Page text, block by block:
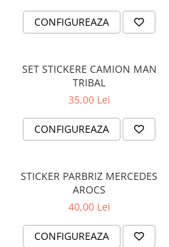
CONFIGUREAZA
SET STICKERE CAMION MAN
TRIBAL
35,00 Lei
CONFIGUREAZA
STICKER PARBRIZ MERCEDES
AROCS
40,00 Lei
CONFIGUREAZA